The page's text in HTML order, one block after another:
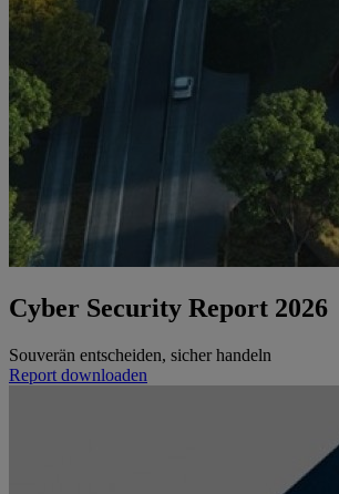
Cyber Security Report 2026
Souverän entscheiden, sicher handeln
Report downloaden